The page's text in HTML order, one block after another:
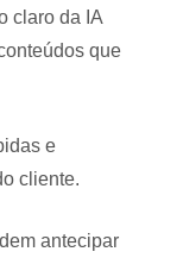
claro da IA
que
e
cliente.
antecipar